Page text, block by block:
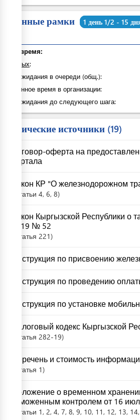
Временные рамки 1 день 1/2 - 15
Общее время:
из которых:
Время ожидания в очереди (общ.):
Затраченное время в организации:
Время ожидания до следующего шага:
Юридические источники 19
Договор-оферта на
портала
Закон КР "О железнодорожном
Статьи 4, 6, 8
Закон Кыргызской Республики о
2019 № 52
Статья 221
Инструкция по присвоению
Инструкция по проведению
Инструкция по установке
Налоговый кодекс Кыргызской
Статья 282-19
Перечень и стоимость
Статья 1
Положение о временном
таможенным контролем от 16
Статьи 1, 2, 4, 7, 8, 9, 10, 11, 12, 13, 14